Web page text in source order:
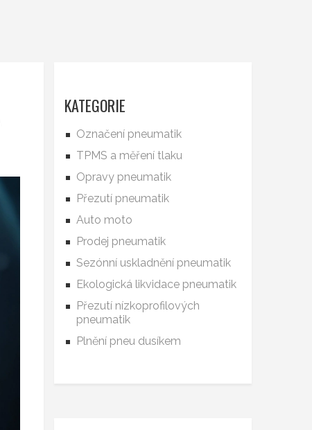
KATEGORIE
Označení pneumatik
TPMS a měření tlaku
Opravy pneumatik
Přezutí pneumatik
Auto moto
Prodej pneumatik
Sezónní uskladnění pneumatik
Ekologická likvidace pneumatik
Přezutí nízkoprofilových
pneumatik
Plnění pneu dusíkem